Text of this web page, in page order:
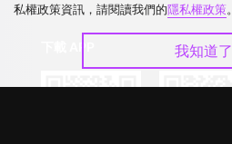
私權政策資訊，請閱讀我們的隱私權政策。
我知道了